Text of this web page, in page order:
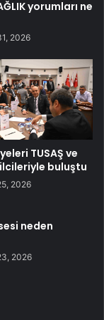
yorumları ne
2026
TUSAŞ ve
buluştu
2026
neden
2026